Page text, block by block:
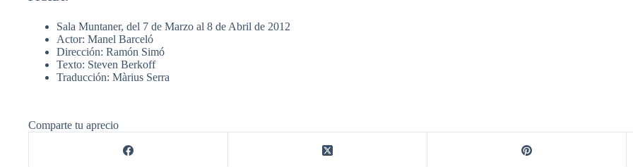
Sala Muntaner, del 7 de Marzo al 8 de Abril de 2012
Actor: Manel Barceló
Dirección: Ramón Simó
Texto: Steven Berkoff
Traducción: Màrius Serra
Comparte tu aprecio